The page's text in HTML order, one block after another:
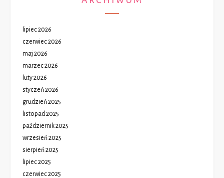
lipiec 2026
czerwiec 2026
maj 2026
marzec 2026
luty 2026
styczeń 2026
grudzień 2025
listopad 2025
październik 2025
wrzesień 2025
sierpień 2025
lipiec 2025
czerwiec 2025